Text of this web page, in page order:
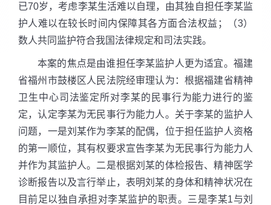
已70岁，考虑李某生活难以自理，由其独自担任李某监
护人难以在较长时间内保障其各方面合法权益；（3）
数人共同监护符合我国法律规定和司法实践。
本案的焦点是由谁担任李某监护人更为适宜。福建
省福州市鼓楼区人民法院经审理认为：根据福建省精神
卫生中心司法鉴定所对李某的民事行为能力进行的鉴
定，认定李某为无民事行为能力人。关于李某的监护人
问题，一是刘某作为李某的配偶，位于担任监护人资格
的第一顺位，其有权要求宣告李某为无民事行为能力人
并作为其监护人。二是根据刘某的体检报告、精神医学
诊断报告以及言行举止，表明刘某的身体和精神状况在
目前足以独自承担对李某监护的职责。三是李某1与刘